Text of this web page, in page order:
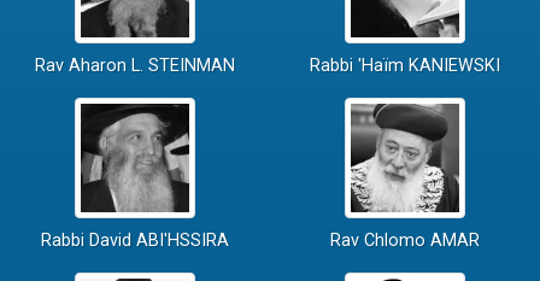
Rav Aharon L. STEINMAN Rabbi 'Haïm KANIEWSKI
Rabbi David ABI'HSSIRA Rav Chlomo AMAR